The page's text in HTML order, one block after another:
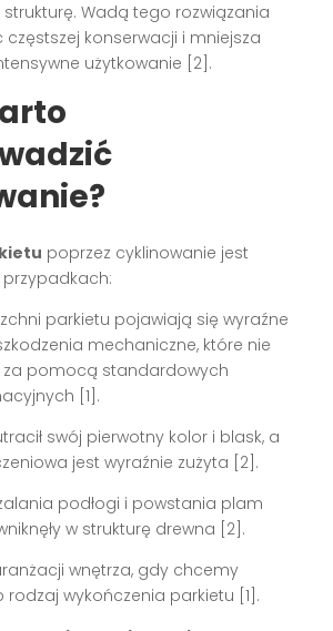
Wadą tego rozwiązania
częstszej konserwacji i mniejsza
użytkowanie [2].
poprzez cyklinowanie jest
parkietu pojawiają się wyraźne
mechaniczne, które nie
pomocą standardowych
[1].
swój pierwotny kolor i blask, a
jest wyraźnie zużyta [2].
podłogi i powstania plam
w strukturę drewna [2].
wnętrza, gdy chcemy
rodzaj wykończenia parkietu [1].